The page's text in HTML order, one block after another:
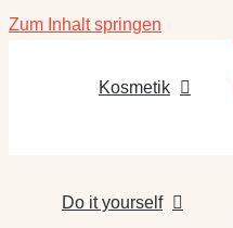
Zum Inhalt springen
Kosmetik
Do it yourself